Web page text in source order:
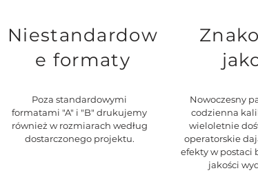
Niestandardow
e formaty
Poza standardowymi
formatami "A" i "B" drukujemy
również w rozmiarach według
dostarczonego projektu.
Nowoczesny
codzienna
wieloletnie
operatorskie
efekty w postaci
jakości